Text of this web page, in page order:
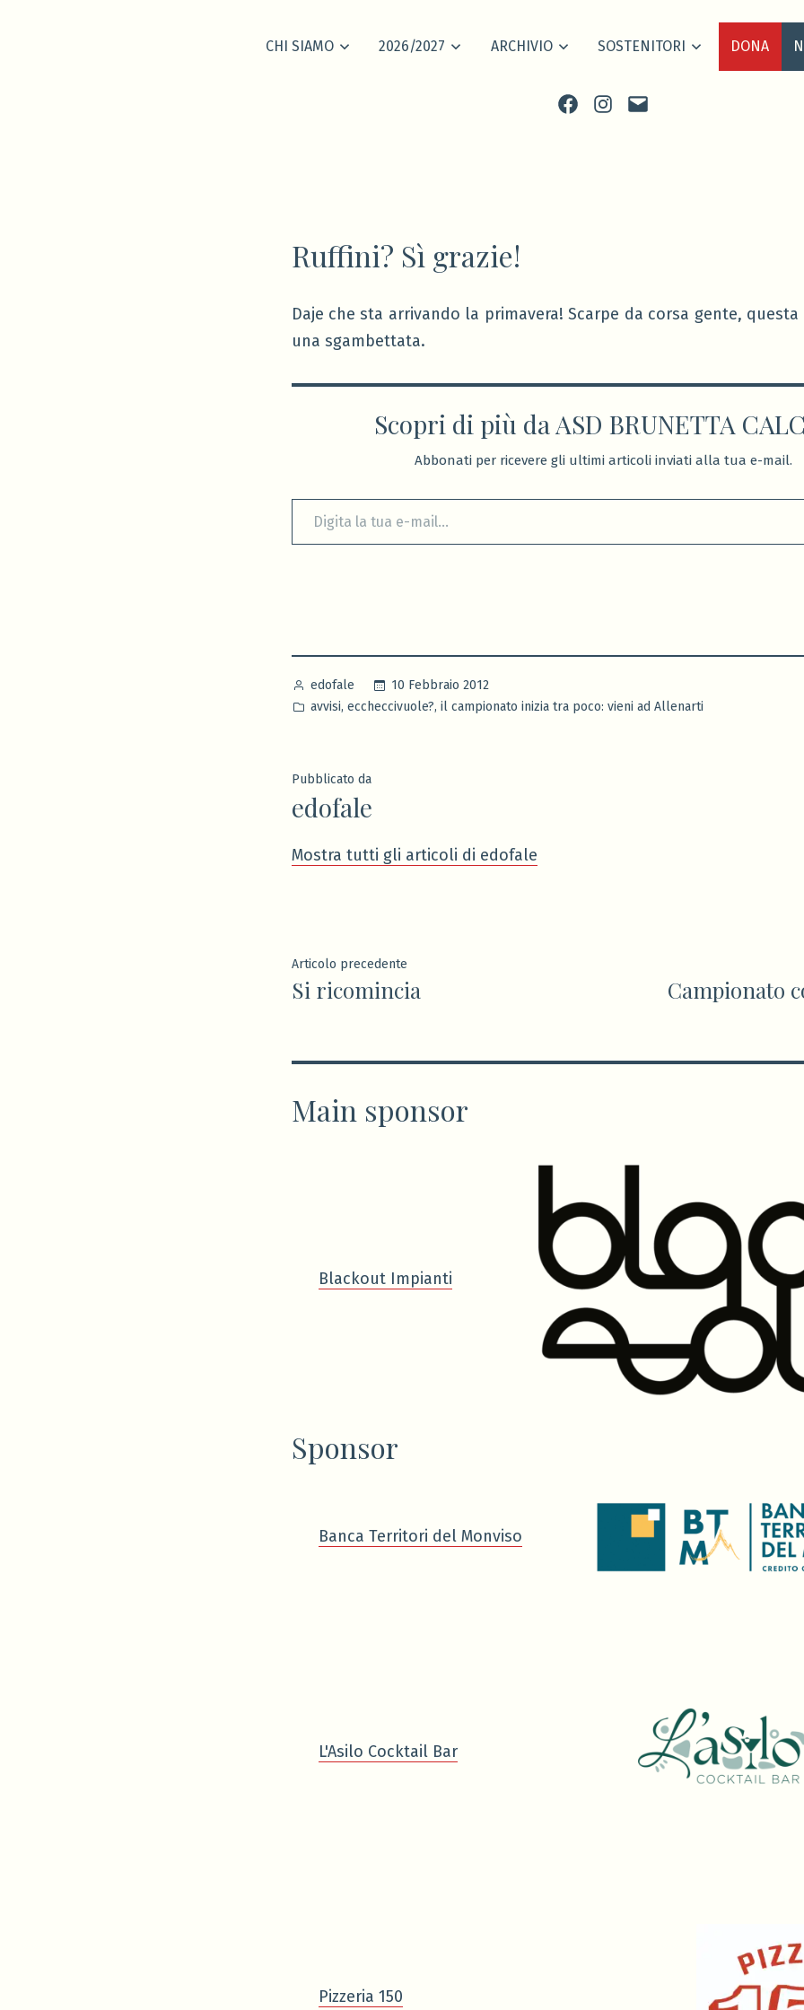
CHI SIAMO 2026/2027 ARCHIVIO SOSTENITORI DONA
FacebookInstagram
scrivi
Ruffini? Sì grazie!
Daje che sta arrivando la primavera! Scarpe da corsa gente,
una sgambettata.
Scopri di più da ASD BRUNETTA
Abbonati per ricevere gli ultimi articoli inviati alla tua e-mail.
Digita la tua e-mail...
Pubblicato
da
edofale
10 Febbraio 2012
Pubblicato
avvisi, eccheccivuole?, il campionato inizia tra poco: vieni ad Allenarti
Pubblicato da
edofale
Mostra tutti gli articoli di edofale
Navigazione
articoli
Articolo precedenteArticolo
precedente:
Si ricomincia Campionato
Main sponsor
Blackout Impianti
Sponsor
Banca Territori del Monviso
L'Asilo Cocktail Bar
Pizzeria 150